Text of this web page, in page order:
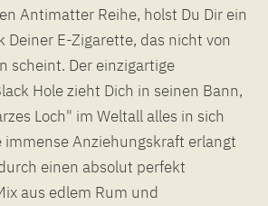
Antimatter Reihe, holst Du Dir ein
Deiner E-Zigarette, das nicht von
scheint. Der einzigartige
Hole zieht Dich in seinen Bann,
Loch" im Weltall alles in sich
immense Anziehungskraft erlangt
einen absolut perfekt
aus edlem Rum und